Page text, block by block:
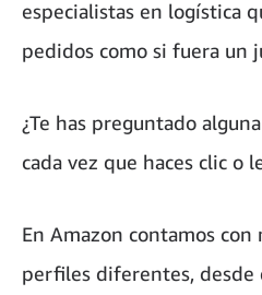
especialistas en logística
pedidos como si fuera un
¿Te has preguntado
cada vez que haces clic o
En Amazon contamos
perfiles diferentes, desde